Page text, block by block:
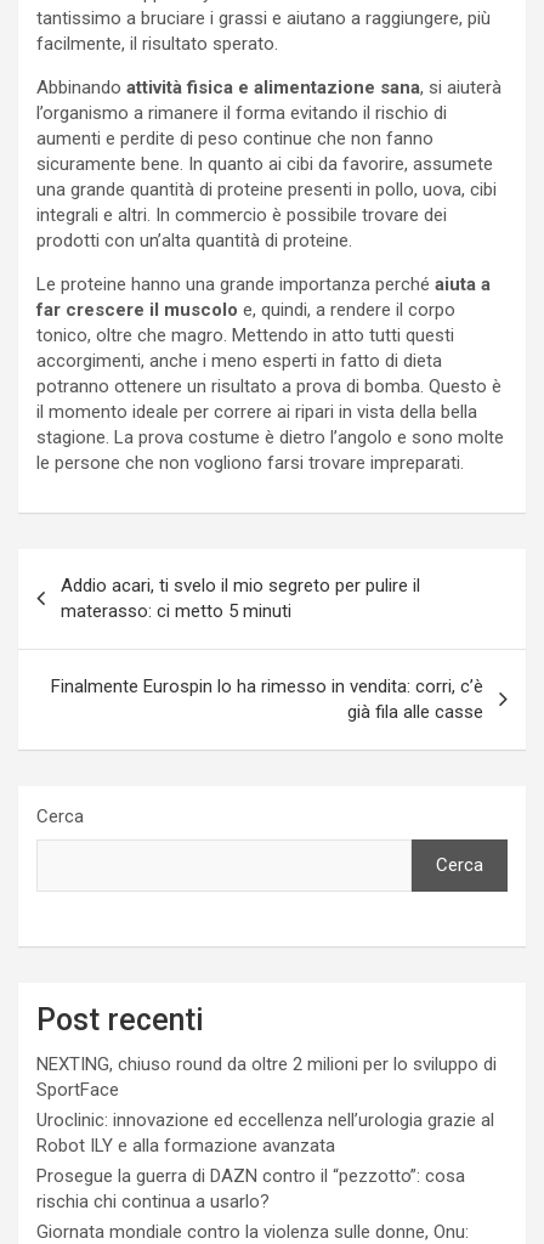
tantissimo a bruciare i grassi e aiutano a raggiungere, più
facilmente, il risultato sperato.
Abbinando attività fisica e alimentazione sana, si aiuterà
l’organismo a rimanere il forma evitando il rischio di
aumenti e perdite di peso continue che non fanno
sicuramente bene. In quanto ai cibi da favorire, assumete
una grande quantità di proteine presenti in pollo, uova, cibi
integrali e altri. In commercio è possibile trovare dei
prodotti con un’alta quantità di proteine.
Le proteine hanno una grande importanza perché aiuta a
far crescere il muscolo e, quindi, a rendere il corpo
tonico, oltre che magro. Mettendo in atto tutti questi
accorgimenti, anche i meno esperti in fatto di dieta
potranno ottenere un risultato a prova di bomba. Questo è
il momento ideale per correre ai ripari in vista della bella
stagione. La prova costume è dietro l’angolo e sono molte
le persone che non vogliono farsi trovare impreparati.
articoli
Addio acari, ti svelo il mio segreto per pulire il
materasso: ci metto 5 minuti
Finalmente Eurospin lo ha rimesso in vendita: corri, c’è
già fila alle casse
Cerca
Cerca
Post recenti
NEXTING, chiuso round da oltre 2 milioni per lo sviluppo di
SportFace
Uroclinic: innovazione ed eccellenza nell’urologia grazie al
Robot ILY e alla formazione avanzata
Prosegue la guerra di DAZN contro il “pezzotto”: cosa
rischia chi continua a usarlo?
Giornata mondiale contro la violenza sulle donne, Onu: